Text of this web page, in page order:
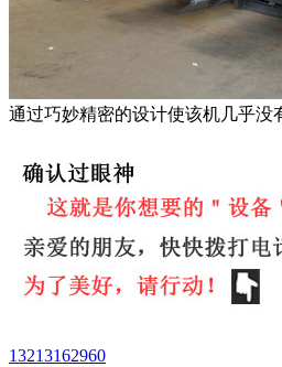
通过巧妙精密的设计使该机几乎没
13213162960